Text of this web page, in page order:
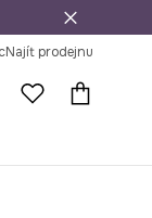
Najít prodejnu